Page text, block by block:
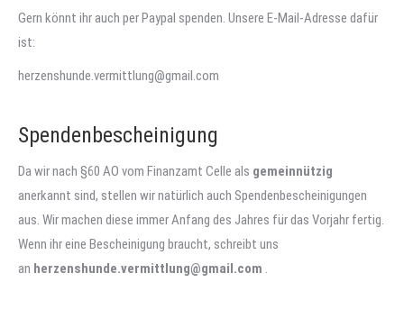
Gern könnt ihr auch per Paypal spenden. Unsere E-Mail-Adresse dafür
ist:
herzenshunde.vermittlung@gmail.com
Spendenbescheinigung
Da wir nach §60 AO vom Finanzamt Celle als gemeinnützig
anerkannt sind, stellen wir natürlich auch Spendenbescheinigungen
aus. Wir machen diese immer Anfang des Jahres für das Vorjahr fertig.
Wenn ihr eine Bescheinigung braucht, schreibt uns
an herzenshunde.vermittlung@gmail.com .